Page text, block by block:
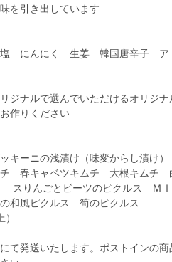
を引き出しています
にんにく 生姜 韓国唐辛子
ジナルで選んでいただけるオリジ
作りください
キーニの浅漬け（味変からし漬
春キャベツキムチ 大根キムチ
スりんごとビーツのピクルス Ｍ
和風ピクルス 筍のピクルス
て発送いたします。ポストインの